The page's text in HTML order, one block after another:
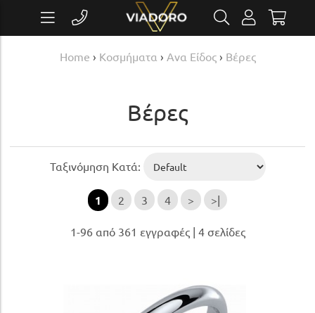
Home › Κοσμήματα › Ανα Είδος› Βέρες
Βέρες
Ταξινόμηση Κατά:
1 2 3 4 > >|
1-96 από 361 εγγραφές | 4 σελίδες